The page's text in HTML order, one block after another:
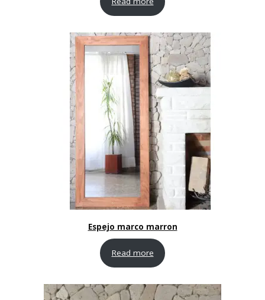
Espejo marco marron
Read more